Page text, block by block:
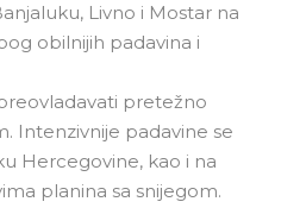
Livno i Mostar na
obilnijih padavina i
pretežno
Intenzivnije padavine se
Hercegovine, kao i na
planina sa snijegom.